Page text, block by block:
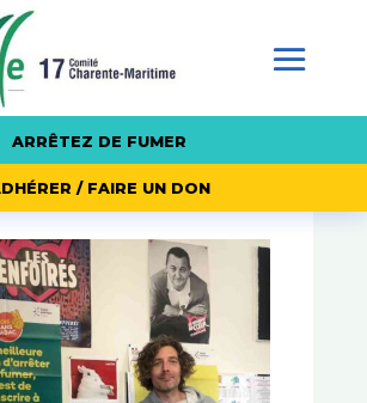
ARRÊTEZ DE FUMER
/ FAIRE UN DON